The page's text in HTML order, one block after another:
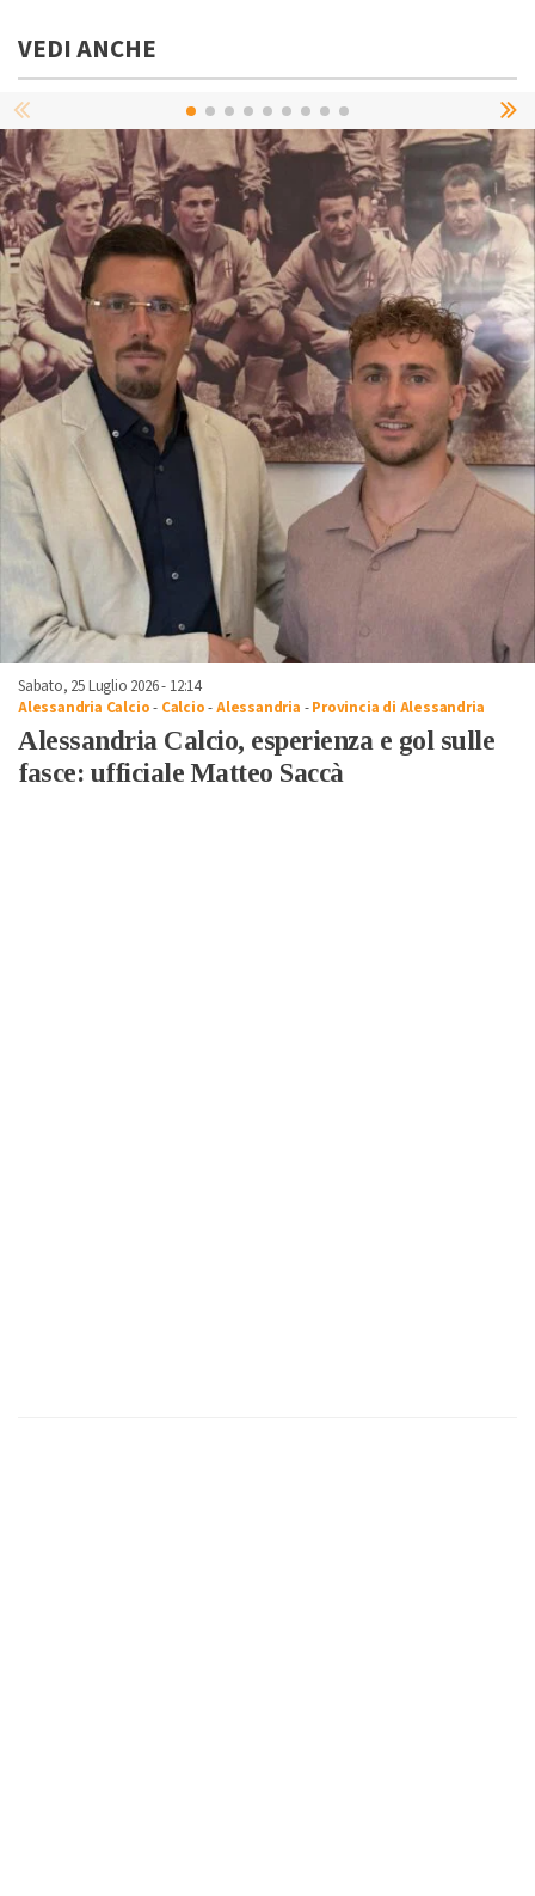
VEDI ANCHE
Sabato, 25 Luglio 2026 - 12:14
Alessandria Calcio- Calcio-Alessandria -Provincia di Alessandria
Alessandria Calcio, esperienza e gol sulle
fasce: ufficiale Matteo Saccà